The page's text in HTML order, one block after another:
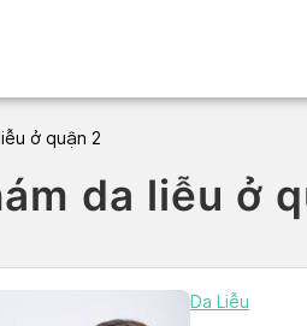
ở quận 2
da liễu ở
Da Liễu